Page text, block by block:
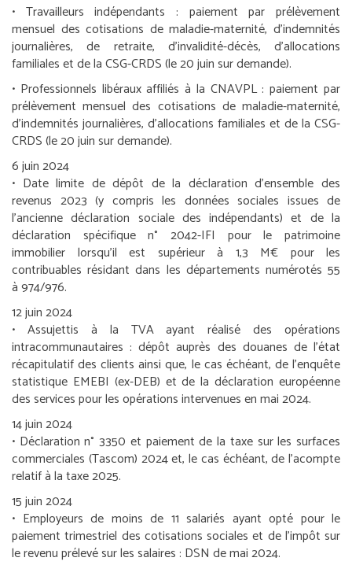
• Travailleurs indépendants : paiement par prélèvement
mensuel des cotisations de maladie-maternité, d’indemnités
journalières, de retraite, d’invalidité-décès, d’allocations
familiales et de la CSG-CRDS (le 20 juin sur demande).
• Professionnels libéraux affiliés à la CNAVPL : paiement par
prélèvement mensuel des cotisations de maladie-maternité,
d’indemnités journalières, d’allocations familiales et de la CSG-
CRDS (le 20 juin sur demande).
6 juin 2024
• Date limite de dépôt de la déclaration d’ensemble des
revenus 2023 (y compris les données sociales issues de
l’ancienne déclaration sociale des indépendants) et de la
déclaration spécifique n° 2042-IFI pour le patrimoine
immobilier lorsqu’il est supérieur à 1,3 M€ pour les
contribuables résidant dans les départements numérotés 55
à 974/976.
12 juin 2024
• Assujettis à la TVA ayant réalisé des opérations
intracommunautaires : dépôt auprès des douanes de l’état
récapitulatif des clients ainsi que, le cas échéant, de l’enquête
statistique EMEBI (ex-DEB) et de la déclaration européenne
des services pour les opérations intervenues en mai 2024.
14 juin 2024
• Déclaration n° 3350 et paiement de la taxe sur les surfaces
commerciales (Tascom) 2024 et, le cas échéant, de l’acompte
relatif à la taxe 2025.
15 juin 2024
• Employeurs de moins de 11 salariés ayant opté pour le
paiement trimestriel des cotisations sociales et de l’impôt sur
le revenu prélevé sur les salaires : DSN de mai 2024.